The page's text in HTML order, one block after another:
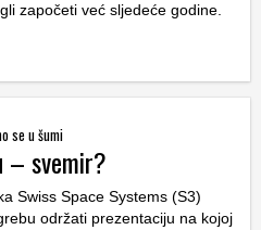
započeti već sljedeće godine.
se u šumi
– svemir?
Swiss Space Systems (S3)
održati prezentaciju na kojoj